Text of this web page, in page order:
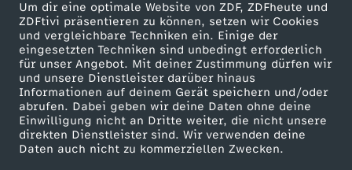
Um dir eine optimale Website von ZDF, ZDFheute und
ZDFtivi präsentieren zu können, setzen wir Cookies
und vergleichbare Techniken ein. Einige der
eingesetzten Techniken sind unbedingt erforderlich
für unser Angebot. Mit deiner Zustimmung dürfen wir
und unsere Dienstleister darüber hinaus
Informationen auf deinem Gerät speichern und/oder
abrufen. Dabei geben wir deine Daten ohne deine
Einwilligung nicht an Dritte weiter, die nicht unsere
direkten Dienstleister sind. Wir verwenden deine
Daten auch nicht zu kommerziellen Zwecken.
Mehr ZDF
ZDF-Apps
Smart TV
ZDFtext
Service
ZDFmitreden
Kontakt zum ZDF
Tickets